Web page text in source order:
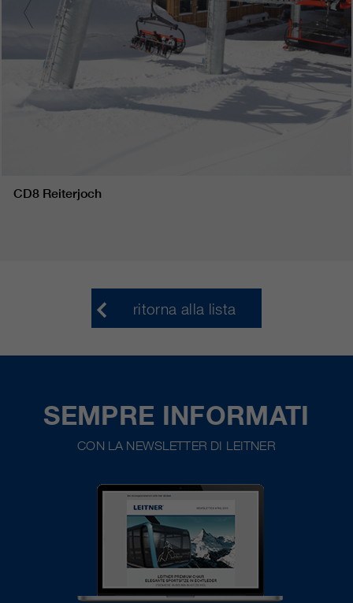
CD8 Reiterjoch
ritorna alla lista
SEMPRE INFORMATI
CON LA NEWSLETTER DI LEITNER